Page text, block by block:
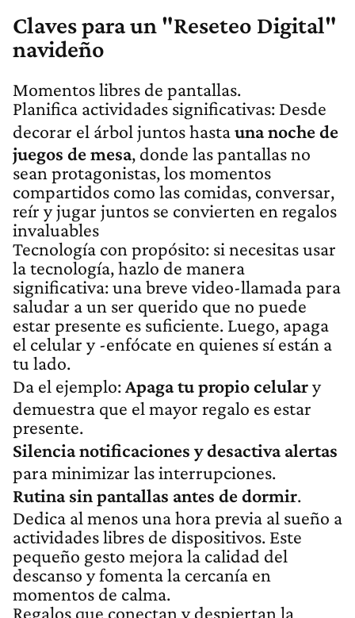
Claves para un "Reseteo Digital"
navideño
Momentos libres de pantallas.
Planifica actividades significativas: Desde
decorar el árbol juntos hastauna noche de
juegos de mesa, donde las pantallas no
sean protagonistas, los momentos
compartidos como las comidas, conversar,
reír y jugar juntos se convierten en regalos
invaluables
Tecnología con propósito: si necesitas usar
la tecnología, hazlo de manera
significativa: una breve video-llamada para
saludar a un ser querido que no puede
estar presente es suficiente. Luego, apaga
el celular y -enfócate en quienes sí están a
tu lado.
Da el ejemplo:Apaga tu propio celulary
demuestra que el mayor regalo es estar
presente.
Silencia notificaciones y desactiva alertas
para minimizar las interrupciones.
Rutina sin pantallas antes de dormir.
Dedica al menos una hora previa al sueño a
actividades libres de dispositivos. Este
pequeño gesto mejora la calidad del
descanso y fomenta la cercanía en
momentos de calma.
Regalos que conectan y despiertan la